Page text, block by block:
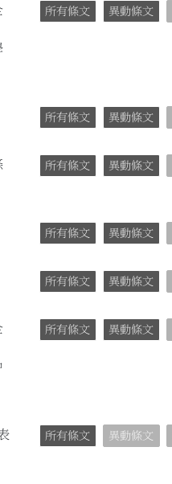
所有條文 異動條文
所有條文 異動條文
所有條文 異動條文
所有條文 異動條文
所有條文 異動條文
所有條文 異動條文
所有條文 異動條文